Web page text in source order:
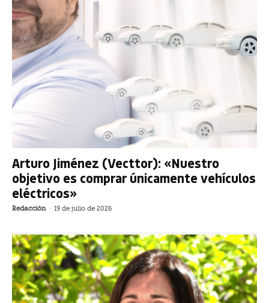
Arturo Jiménez (Vecttor): «Nuestro
objetivo es comprar únicamente vehículos
eléctricos»
Redacción - 19 de julio de 2026